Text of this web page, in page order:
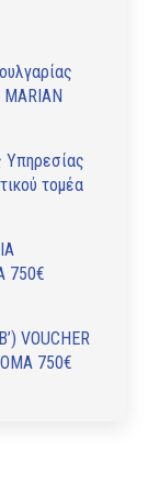
Υπηρεσίας
τομέα
750€
VOUCHER
750€